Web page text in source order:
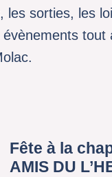
les sorties, les
tout
Fête à la
AMIS DU